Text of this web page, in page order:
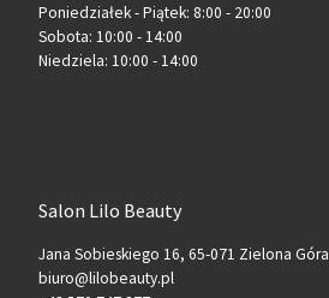
Poniedziałek - Piątek: 8:00 - 20:00
Sobota: 10:00 - 14:00
Niedziela: 10:00 - 14:00
Salon Lilo Beauty
Jana Sobieskiego 16, 65-071 Zielona Góra
biuro@lilobeauty.pl